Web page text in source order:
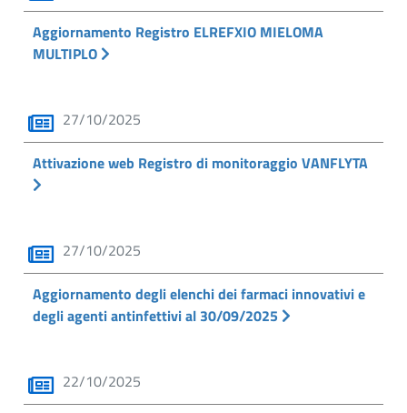
Aggiornamento Registro ELREFXIO MIELOMA
MULTIPLO
27/10/2025
Attivazione web Registro di monitoraggio VANFLYTA
27/10/2025
Aggiornamento degli elenchi dei farmaci innovativi e
degli agenti antinfettivi al 30/09/2025
22/10/2025